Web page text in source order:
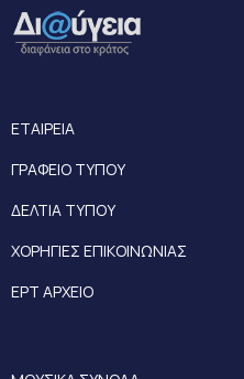
ΕΤΑΙΡΕΙΑ
ΓΡΑΦΕΙΟ ΤΥΠΟΥ
ΔΕΛΤΙΑ ΤΥΠΟΥ
ΧΟΡΗΓΙΕΣ ΕΠΙΚΟΙΝΩΝΙΑΣ
ΕΡΤ ΑΡΧΕΙΟ